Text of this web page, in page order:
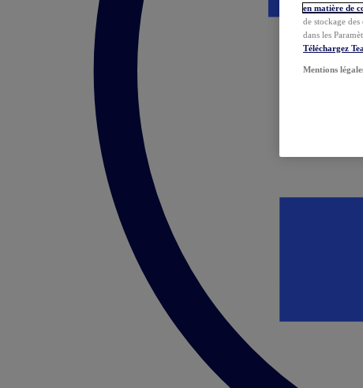
en matière de
de stockage
dans les
Téléchargez
Mentions